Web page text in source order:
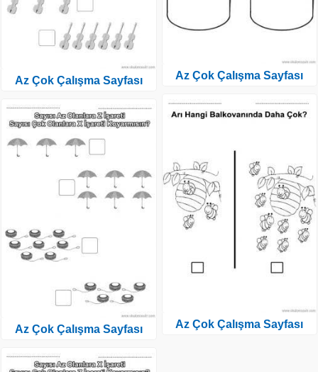
Az Çok Çalışma Sayfası
Az Çok Çalışma Sayfası
Az Çok Çalışma Sayfası
Az Çok Çalışma Sayfası